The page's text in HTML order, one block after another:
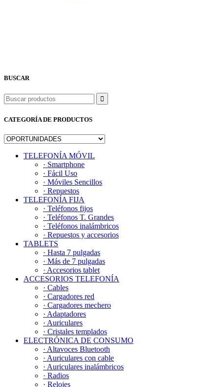
BUSCAR
Buscar
CATEGORÍA DE PRODUCTOS
TELEFONÍA MÓVIL
· Smartphone
· Fácil Uso
· Móviles Sencillos
· Repuestos
TELEFONÍA FIJA
· Teléfonos fijos
· Teléfonos T. Grandes
· Teléfonos inalámbricos
· Repuestos y accesorios
TABLETS
· Hasta 7 pulgadas
· Más de 7 pulgadas
· Accesorios tablet
ACCESORIOS TELEFONÍA
· Cables
· Cargadores red
· Cargadores mechero
· Adaptadores
· Auriculares
· Cristales templados
ELECTRÓNICA DE CONSUMO
· Altavoces Bluetooth
· Auriculares con cable
· Auriculares inalámbricos
· Radios
· Relojes